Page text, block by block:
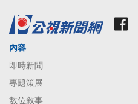
內容
即時新聞
專題策展
數位敘事